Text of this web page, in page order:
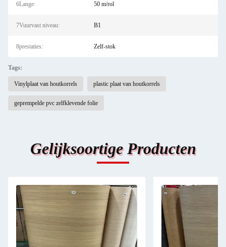
6Lange: 50 m/rol
7Vuurvast niveau: B1
8prestaties: Zelf-stok
Tags:
Vinylplaat van houtkorrels plastic plaat van houtkorrels
geprempelde pvc zelfklevende folie
Gelijksoortige Producten